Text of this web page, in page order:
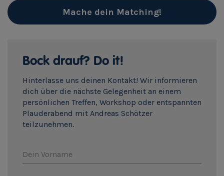
Mache dein Matching!
Bock drauf? Do it!
Hinterlasse uns deinen Kontakt! Wir informieren
dich über die nächste Gelegenheit an einem
persönlichen Treffen, Workshop oder entspannten
Plauderabend mit Andreas Schötzer
teilzunehmen.
Dein Vorname